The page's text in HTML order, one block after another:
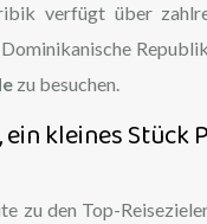
verfügt über
zu besuchen.
kleines
zu den Top-